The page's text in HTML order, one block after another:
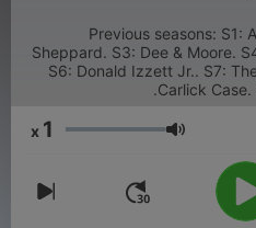
Previous seasons: S1:
Sheppard. S3: Dee & Moore.
S6: Donald Izzett Jr.. S7:
Carlick Case.
مستوى الصوت 1